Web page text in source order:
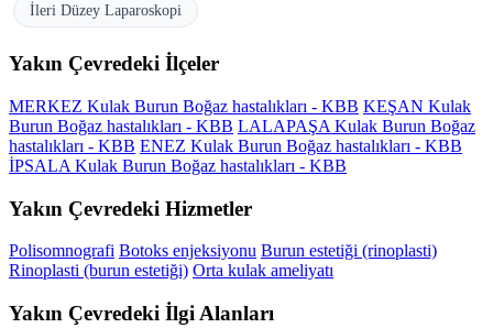
İleri Düzey Laparoskopi
Yakın Çevredeki İlçeler
MERKEZ Kulak Burun Boğaz hastalıkları - KBB KEŞAN Kulak
Burun Boğaz hastalıkları - KBB LALAPAŞA Kulak Burun Boğaz
hastalıkları - KBB ENEZ Kulak Burun Boğaz hastalıkları - KBB
İPSALA Kulak Burun Boğaz hastalıkları - KBB
Yakın Çevredeki Hizmetler
Polisomnografi Botoks enjeksiyonu Burun estetiği (rinoplasti)
Rinoplasti (burun estetiği) Orta kulak ameliyatı
Yakın Çevredeki İlgi Alanları